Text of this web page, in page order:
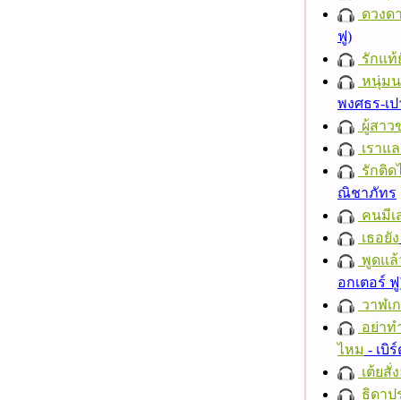
ดวงด
ฟู)
รักแท้
หนุ่มน
พงศธร-เ
ผู้สาว
เราแ
รักติด
ณิชาภัทร
คนมีเ
เธอยัง
พูดแล้
อกเตอร์
วาฬเ
อย่าท
ไหม - เบิ
เต้ยสั่
ธิดาป